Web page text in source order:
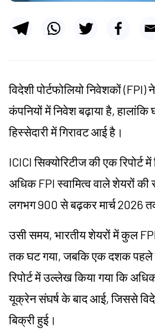
विदेशी पोर्टफोलियो निवेशकों
कंपनियों में निवेश बढ़ाया है,
हिस्सेदारी में गिरावट आई है।
ICICI सिक्योरिटीज की एक रिपोर्ट
अधिक FPI स्वामित्व वाले शेयरों की
लगभग 900 से बढ़कर मार्च 2026
उसी समय, भारतीय शेयरों में कुल
तक घट गया, जबकि एक दशक पहले
रिपोर्ट में उल्लेख किया गया कि
यूक्रेन संघर्ष के बाद आई, जिससे
बिक्री हुई।